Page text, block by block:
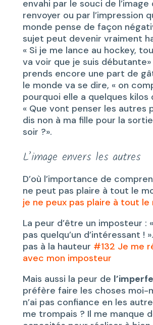
envahi par le souci de l’image
renvoyer ou par l’impression
monde pense de façon
sujet peut devenir vraiment
« Si je me lance au hockey,
va voir que je suis débutante»
prends encore une part de
le monde va se dire, « on
pourquoi elle a quelques kilos
« Que vont penser les autres
dis non à ma fille pour la
soir ?».
L’image envers les autres
D’où l’importance de
ne peut pas plaire à tout le
je ne peux pas plaire à tout le
La peur d’être un imposteur :
pas quelqu’un d’intéressant !
pas à la hauteur #132 Je me
avec mon imposteur
Mais aussi la peur de
préfère faire les choses moi-
n’ai pas confiance en les
me trompais ? Il me manque